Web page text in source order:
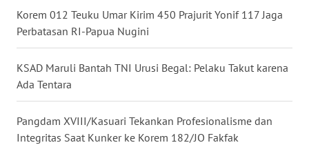
Korem 012 Teuku Umar Kirim 450 Prajurit Yonif 117 Jaga
Perbatasan RI-Papua Nugini
KSAD Maruli Bantah TNI Urusi Begal: Pelaku Takut karena
Ada Tentara
Pangdam XVIII/Kasuari Tekankan Profesionalisme dan
Integritas Saat Kunker ke Korem 182/JO Fakfak
MALUKU
MALUT
DAIRI